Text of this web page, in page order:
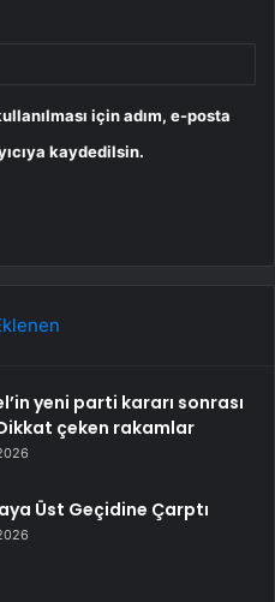
için adım, e-posta
kaydedilsin.
yeni parti kararı sonrası
çeken rakamlar
Üst Geçidine Çarptı